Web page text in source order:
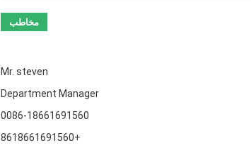
Mr. steven
Department Manager
0086-18661691560
+8618661691560